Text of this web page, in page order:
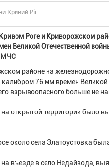
Кривий Ріг
Роге и Криворожском
Великой Отечественной
МЧС
районе на
калибром 76 мм времен
взрывоопасного больше не
открытой территории было
около села Златоустовка
въезде в село Недайвода,